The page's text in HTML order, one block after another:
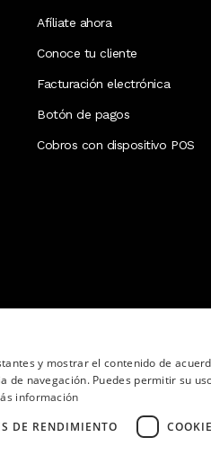
Afíliate ahora
Conoce tu cliente
Facturación electrónica
Botón de pagos
Cobros con dispositivo POS
y mostrar el contenido de
navegación. Puedes permitir su
información
DE RENDIMIENTO